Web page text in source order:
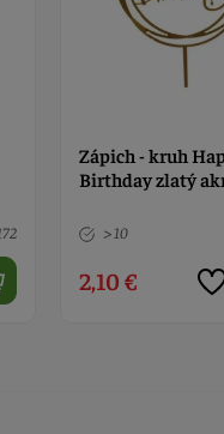
Zápich -
bránka, lopta 6 ks
Nedostupné
2,10 €